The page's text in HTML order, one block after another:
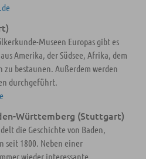
Museen Europas gibt es
Amerika, der Südsee, Afrika, dem
zu bestaunen. Außerdem werden
durchgeführt.
Württemberg (Stuttgart)
die Geschichte von Baden,
seit 1800. Neben einer
wieder interessante